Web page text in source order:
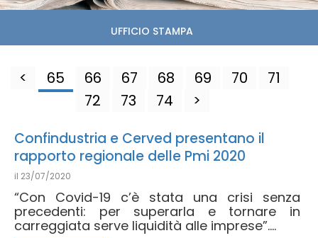
UFFICIO STAMPA
< 65 66 67 68 69 70
71
72
73 74 >
Confindustria e Cerved presentano il
rapporto regionale delle Pmi 2020
il 23/07/2020
“Con Covid-19 c’è stata una crisi senza
precedenti: per superarla e tornare in
carreggiata serve liquidità alle imprese”....